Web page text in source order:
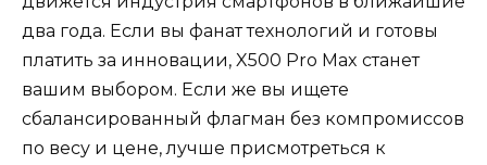
два года. Если вы фанат технологий и готовы
платить за инновации, X500 Pro Max станет
вашим выбором. Если же вы ищете
сбалансированный флагман без компромиссов
по весу и цене, лучше присмотреться к